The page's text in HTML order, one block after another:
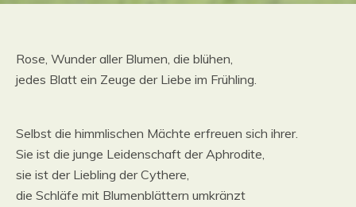
Rose, Wunder aller Blumen, die blühen,
jedes Blatt ein Zeuge der Liebe im Frühling.
Selbst die himmlischen Mächte erfreuen sich ihrer.
Sie ist die junge Leidenschaft der Aphrodite,
sie ist der Liebling der Cythere,
die Schläfe mit Blumenblättern umkränzt